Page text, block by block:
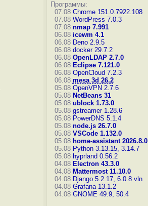
Программы:
07.08 Chrome 151.0.7922.108
07.08 WordPress 7.0.3
07.08 nmap 7.991
06.08 icewm 4.1
06.08 Deno 2.9.5
06.08 docker 29.7.2
06.08 OpenLDAP 2.7.0
06.08 Eclipse 7.121.0
06.08 OpenCloud 7.2.3
06.08 mesa 3d 26.2
05.08 OpenVPN 2.7.6
05.08 NetBeans 31
05.08 ublock 1.73.0
05.08 gstreamer 1.28.6
05.08 PowerDNS 5.1.4
05.08 node.js 26.7.0
05.08 VSCode 1.132.0
05.08 home-assistant 2026.8.0
05.08 Python 3.13.15, 3.14.7
05.08 hyprland 0.56.2
04.08 Electron 43.3.0
04.08 Mattermost 11.10.0
04.08 Django 5.2.17, 6.0.8 vln
04.08 Grafana 13.1.2
04.08 GNOME 49.9, 50.4